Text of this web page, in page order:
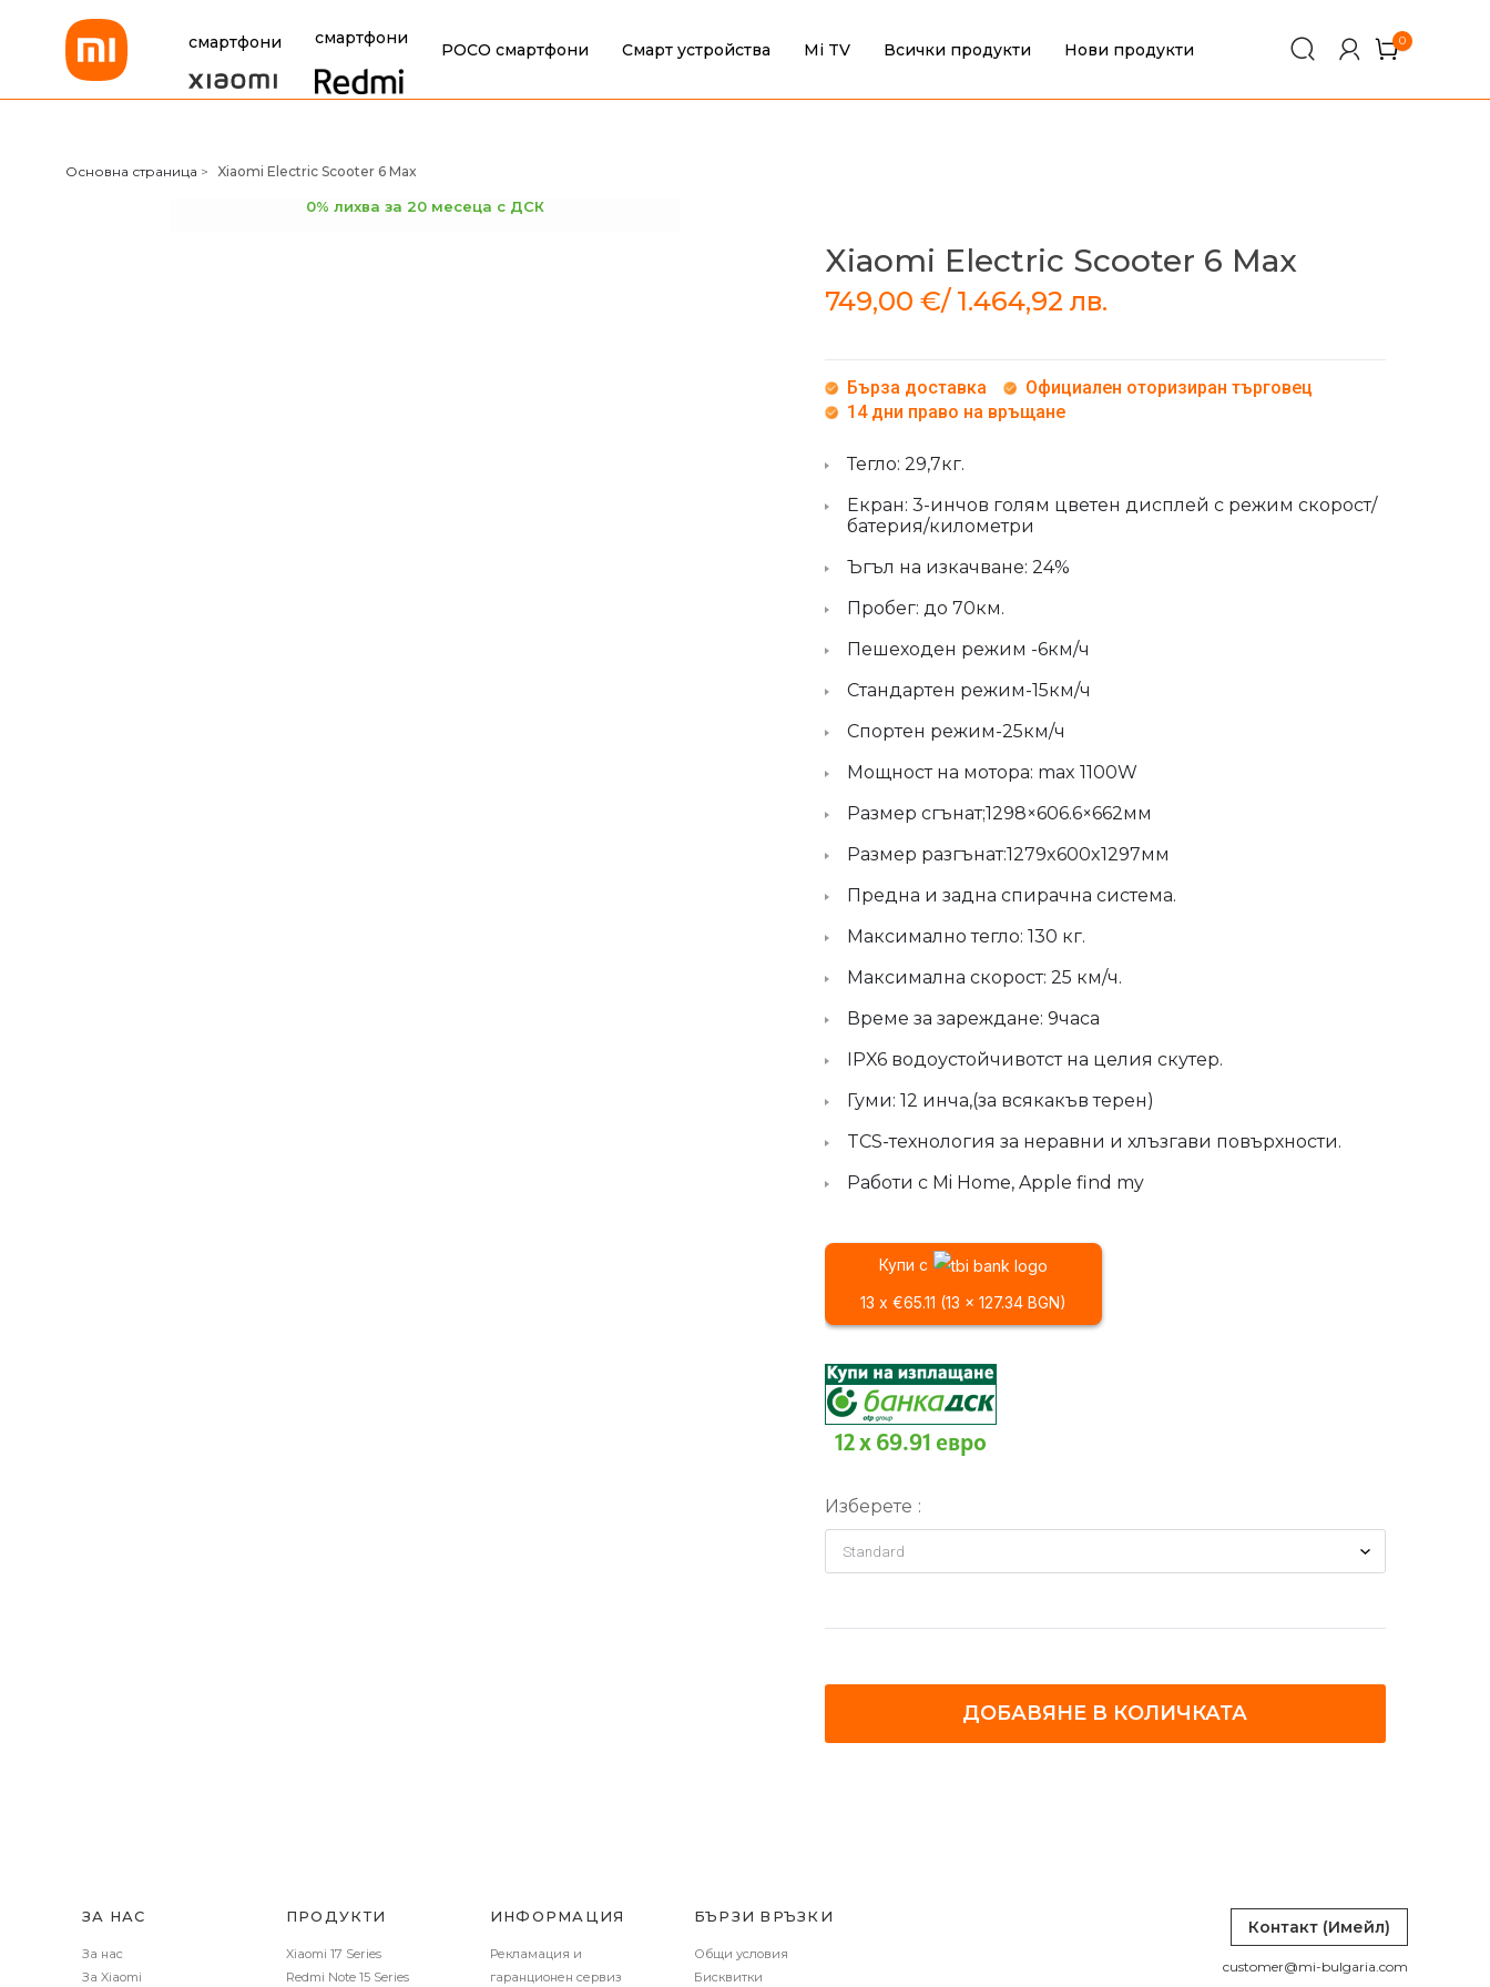
смартфони смартфони
POCO смартфони Смарт устройства Mi TV Всички продукти Нови продукти 0
Xiaomi Bulgaria
Основна страница > Xiaomi Electric Scooter 6 Max
0% лихва за 20 месеца с ДСК
Xiaomi Electric Scooter 6 Max
749,00 €/ 1.464,92 лв.
Бърза доставка
Официален оторизиран търговец
14 дни право на връщане
Тегло: 29,7кг.
Екран: 3-инчов голям цветен дисплей с режим скорост/
батерия/километри
Ъгъл на изкачване: 24%
Пробег: до 70км.
Пешеходен режим -6км/ч
Стандартен режим-15км/ч
Спортен режим-25км/ч
Мощност на мотора: max 1100W
Размер сгънат;1298×606.6×662мм
Размер разгънат:1279x600x1297мм
Предна и задна спирачна система.
Максимално тегло: 130 кг.
Максимална скорост: 25 км/ч.
Време за зареждане: 9часа
IPX6 водоустойчивотст на целия скутер.
Гуми: 12 инча,(за всякакъв терен)
TCS-технология за неравни и хлъзгави повърхности.
Работи с Mi Home, Apple find my
Купи с
13 x €65.11 (13 x 127.34 BGN)
12 x 69.91 евро
Изберете
ДОБАВЯНЕ В КОЛИЧКАТА
ЗА НАС
За нас
За Xiaomi
ПРОДУКТИ
Xiaomi 17 Series
Redmi Note 15 Series
ИНФОРМАЦИЯ
Рекламация и
гаранционен сервиз
БЪРЗИ ВРЪЗКИ
Общи условия
Бисквитки
Контакт (Имейл)
customer@mi-bulgaria.com